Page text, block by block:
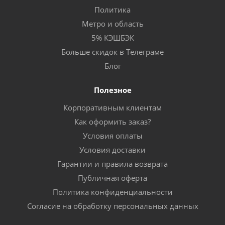
Политика
Метро и область
5% КЭШБЭК
Больше скидок в Телеграме
Блог
Полезное
Корпоративным клиентам
Как оформить заказ?
Условия оплаты
Условия доставки
Гарантии и правила возврата
Публичная оферта
Политика конфиденциальности
Согласие на обработку персональных данных